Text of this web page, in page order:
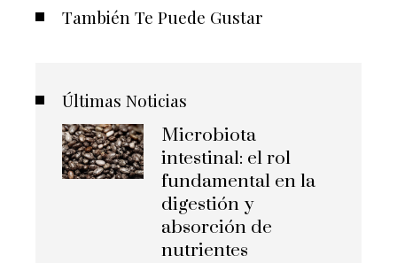
También Te Puede Gustar
Últimas Noticias
Microbiota
intestinal: el rol
fundamental en la
digestión y
absorción de
nutrientes